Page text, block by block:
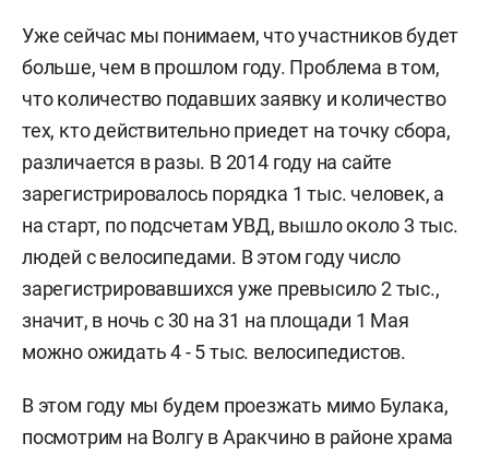
Уже сейчас мы понимаем, что участников будет
больше, чем в прошлом году. Проблема в том,
что количество подавших заявку и количество
тех, кто действительно приедет на точку сбора,
различается в разы. В 2014 году на сайте
зарегистрировалось порядка 1 тыс. человек, а
на старт, по подсчетам УВД, вышло около 3 тыс.
людей с велосипедами. В этом году число
зарегистрировавшихся уже превысило 2 тыс.,
значит, в ночь с 30 на 31 на площади 1 Мая
можно ожидать 4 - 5 тыс. велосипедистов.
В этом году мы будем проезжать мимо Булака,
посмотрим на Волгу в Аракчино в районе храма